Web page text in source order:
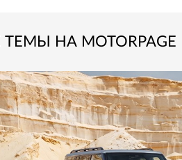
НА MOTORPAGE
ТЕСТ